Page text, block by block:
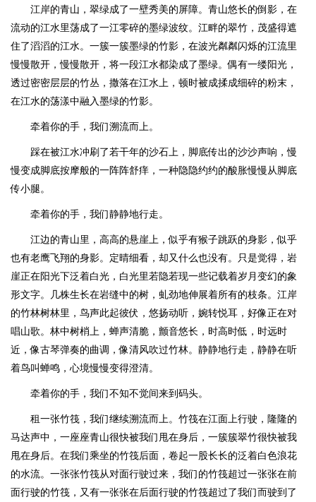
江岸的青山，翠绿成了一壁秀美的屏障。青山悠长的倒影，在
流动的江水里荡成了一江零碎的墨绿波纹。江畔的翠竹，茂盛得遮
住了滔滔的江水。一簇一簇墨绿的竹影，在波光粼粼闪烁的江流里
慢慢散开，慢慢散开，将一段江水都染成了墨绿。偶有一缕阳光，
透过密密层层的竹丛，撒落在江水上，顿时被成揉成细碎的粉末，
在江水的荡漾中融入墨绿的竹影。
牵着你的手，我们溯流而上。
踩在被江水冲刷了若干年的沙石上，脚底传出的沙沙声响，慢
慢变成脚底按摩般的一阵阵舒痒，一种隐隐约约的酸胀慢慢从脚底
传小腿。
牵着你的手，我们静静地行走。
江边的青山里，高高的悬崖上，似乎有猴子跳跃的身影，似乎
也有老鹰飞翔的身影。定晴细看，却又什么也没有。只是觉得，岩
崖正在阳光下泛着白光，白光里若隐若现一些记载着岁月变幻的象
形文字。几株生长在岩缝中的树，虬劲地伸展着所有的枝条。江岸
的竹林树林里，鸟声此起彼伏，悠扬动听，婉转悦耳，好像正在对
唱山歌。林中树梢上，蝉声清脆，颤音悠长，时高时低，时远时
近，像古琴弹奏的曲调，像清风吹过竹林。静静地行走，静静在听
着鸟叫蝉鸣，心境慢慢变得澄清。
牵着你的手，我们不知不觉间来到码头。
租一张竹筏，我们继续溯流而上。竹筏在江面上行驶，隆隆的
马达声中，一座座青山很快被我们甩在身后，一簇簇翠竹很快被我
甩在身后。在我们乘坐的竹筏后面，卷起一股长长的泛着白色浪花
的水流。一张张竹筏从对面行驶过来，我们的竹筏超过一张张在前
面行驶的竹筏，又有一张张在后面行驶的竹筏超过了我们而驶到了